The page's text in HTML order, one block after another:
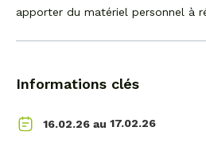
apporter du matériel personnel à
Informations clés
16.02.26 au 17.02.26